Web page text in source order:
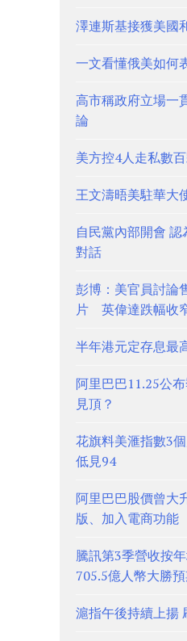
澤連斯基接獲美國
一文看懂俄美如何
高市稱政府立場一
論
美方控4人走私數
王文濤晤美駐華大
自民黨內部開會
對話
彭博：美官員討論
片 英偉達跌幅收
半年港元定存息
阿里巴巴11.25公
見頂？
花旗料美滙指數3
低見94
阿里巴巴股價曾
版、加入電商功
騰訊第3季營收按
705.5億人幣大勝
滬指午後持續上揚